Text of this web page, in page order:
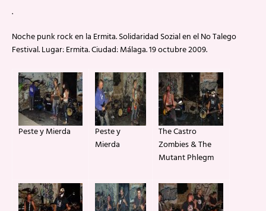
.
Noche punk rock en la Ermita. Solidaridad Sozial en el No Talego
Festival. Lugar: Ermita. Ciudad: Málaga. 19 octubre 2009.
Peste y Mierda
Peste y
Mierda
The Castro
Zombies & The
Mutant Phlegm